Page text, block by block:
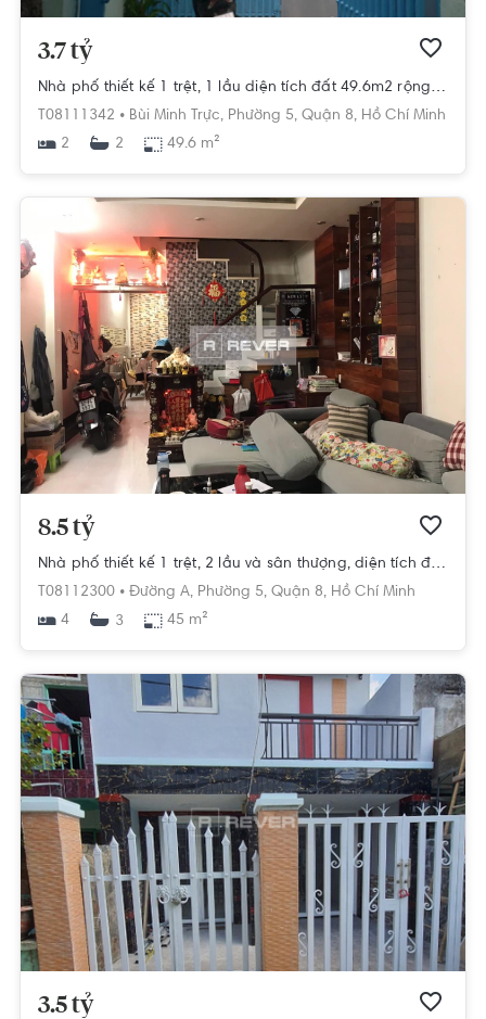
3.7 tỷ
Nhà phố thiết kế 1 trệt, 1 lầu diện tích đất 49.6m2 rộng thoáng.
T08111342 • Bùi Minh Trực, Phường 5, Quận 8, Hồ Chí Minh
2
2 49.6 m²
8.5 tỷ
Nhà phố thiết kế 1 trệt, 2 lầu và sân thượng, diện tích đất 45m2.
T08112300 • Đường A, Phường 5, Quận 8, Hồ Chí Minh
4
3 45 m²
3.5 tỷ